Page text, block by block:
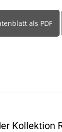
als PDF
Kollektion